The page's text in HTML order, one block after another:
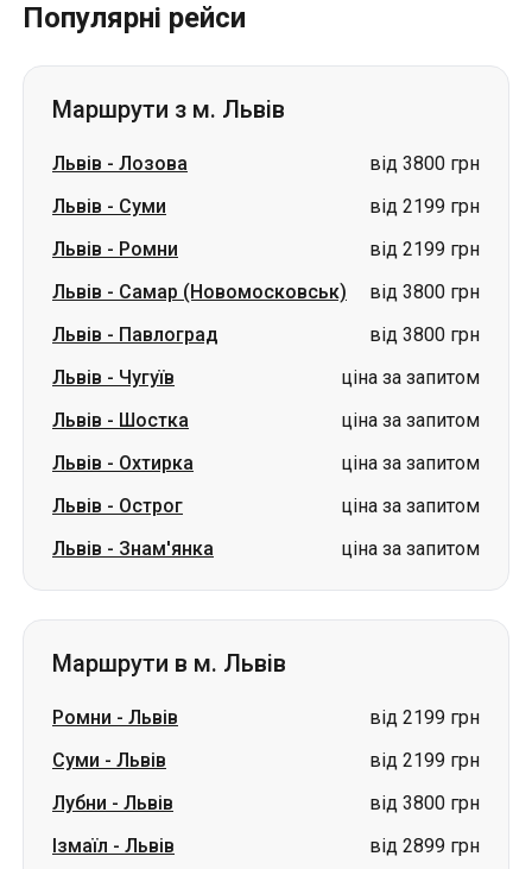
Популярні рейси
Маршрути з м. Львів
Львів - Лозова
від 3800 грн
Львів - Суми
від 2199 грн
Львів - Ромни
від 2199 грн
Львів - Самар (Новомосковськ)
від 3800 грн
Львів - Павлоград
від 3800 грн
Львів - Чугуїв
ціна за запитом
Львів - Шостка
ціна за запитом
Львів - Охтирка
ціна за запитом
Львів - Острог
ціна за запитом
Львів - Знам'янка ціна за запитом
Маршрути в м. Львів
Ромни - Львів
від 2199 грн
Суми - Львів
від 2199 грн
Лубни - Львів
від 3800 грн
Ізмаїл - Львів
від 2899 грн